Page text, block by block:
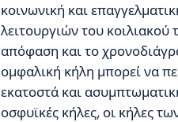
κοινωνική και
λειτουργιών του κοιλιακού
απόφαση και το
ομφαλική κήλη μπορεί να
εκατοστά και
οσφυϊκές κήλες, οι κήλες